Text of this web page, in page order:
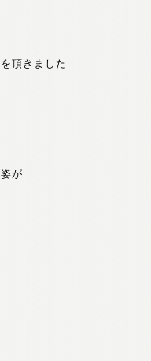
頂きました
が